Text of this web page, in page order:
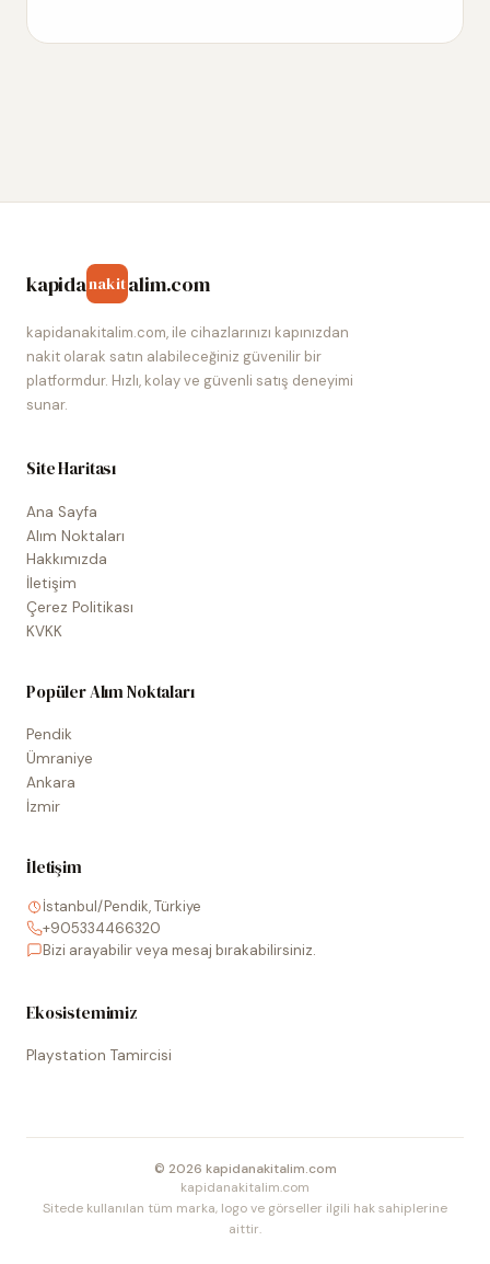
kapidanakitalim.com
kapidanakitalim.com, ile cihazlarınızı kapınızdan
nakit olarak satın alabileceğiniz güvenilir bir
platformdur. Hızlı, kolay ve güvenli satış deneyimi
sunar.
Site Haritası
Ana Sayfa
Alım Noktaları
Hakkımızda
İletişim
Çerez Politikası
KVKK
Popüler Alım Noktaları
Pendik
Ümraniye
Ankara
İzmir
İletişim
İstanbul/Pendik, Türkiye
+905334466320
Bizi arayabilir veya mesaj bırakabilirsiniz.
Ekosistemimiz
Playstation Tamircisi
© 2026 kapidanakitalim.com
kapidanakitalim.com
Sitede kullanılan tüm marka, logo ve görseller ilgili hak sahiplerine
aittir.